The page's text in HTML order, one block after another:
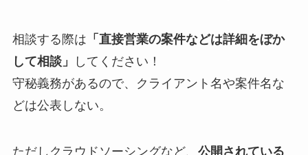
相談する際は 「直接営業の案件などは詳細をぼか
して相談」
してください！
守秘義務があるので、クライアント名や案件名な
どは公表しない。
ただしクラウドソーシングなど、 公開されている